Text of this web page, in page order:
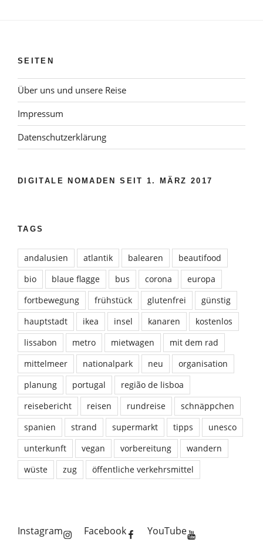
SEITEN
Über uns und unsere Reise
Impressum
Datenschutzerklärung
DIGITALE NOMADEN SEIT 1. MÄRZ 2017
TAGS
andalusien atlantik balearen
beautifood
bio
blaue flagge bus corona
europa
fortbewegung
frühstück glutenfrei
günstig
hauptstadt
ikea insel kanaren
kostenlos
lissabon
metro mietwagen
mit dem rad
mittelmeer
nationalpark neu
organisation
planung
portugal
região de lisboa
reisebericht
reisen rundreise
schnäppchen
spanien
strand supermarkt tipps
unesco
unterkunft
vegan vorbereitung
wandern
wüste
zug öffentliche verkehrsmittel
Instagram Facebook YouTube